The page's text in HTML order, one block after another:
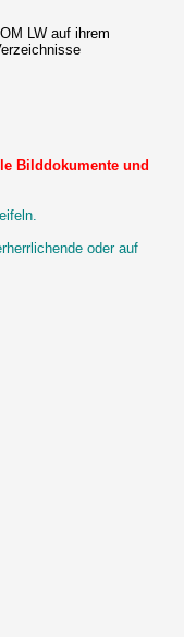
LW auf ihrem
Bilddokumente und
oder auf